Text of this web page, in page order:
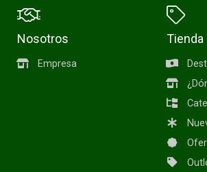
Nosotros
Empresa
Tienda